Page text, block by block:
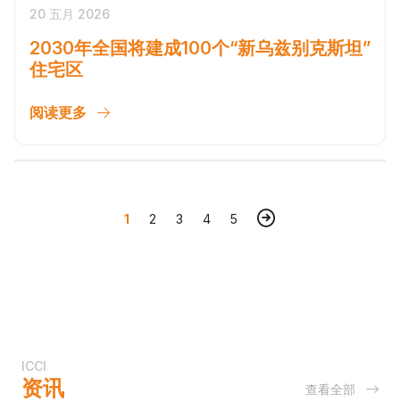
20 五月 2026
2030年全国将建成100个“新乌兹别克斯坦”
住宅区
阅读更多
1 2 3 4 5
ICCI
资讯 查看全部